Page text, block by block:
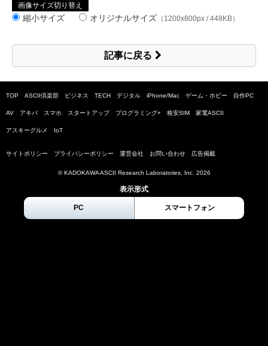
画像サイズ切り替え
縮小サイズ オリジナルサイズ （1200x800px / 448KB）
記事に戻る
TOP ASCII倶楽部 ビジネス TECH デジタル iPhone/Mac ゲーム・ホビー 自作PC
AV アキバ スマホ スタートアップ プログラミング+ 格安SIM 家電ASCII
アスキーグルメ IoT
サイトポリシー プライバシーポリシー 運営会社 お問い合わせ 広告掲載
© KADOKAWA ASCII Research Laboratories, Inc. 2026
表示形式
PC スマートフォン